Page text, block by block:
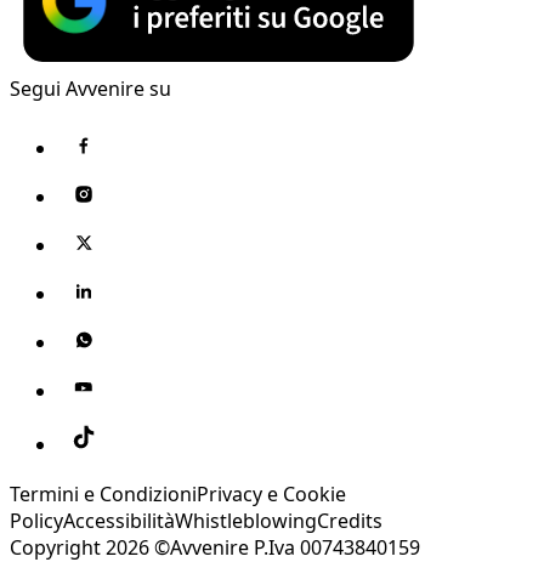
Segui Avvenire su
Termini e CondizioniPrivacy e Cookie
PolicyAccessibilitàWhistleblowingCredits
Copyright 2026 ©Avvenire P.Iva 00743840159